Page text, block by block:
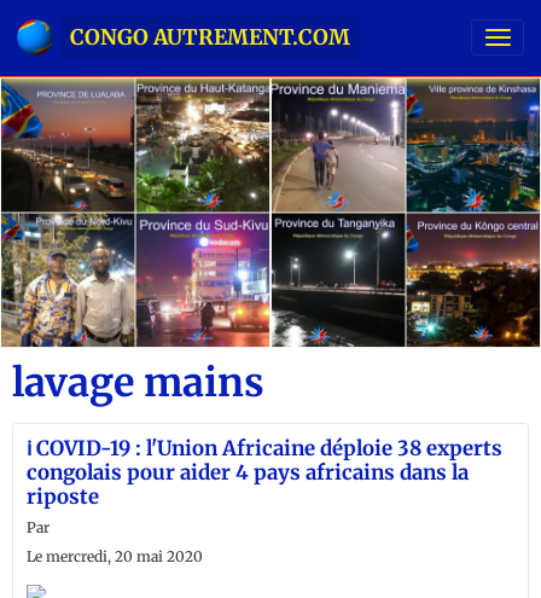
CONGO AUTREMENT.COM
lavage mains
ℹ️ COVID-19 : l'Union Africaine déploie 38 experts
congolais pour aider 4 pays africains dans la
riposte
Par
Le mercredi, 20 mai 2020